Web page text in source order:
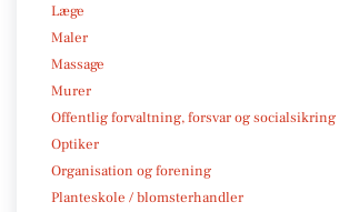
Læge
Maler
Massage
Murer
Offentlig forvaltning, forsvar og socialsikring
Optiker
Organisation og forening
Planteskole / blomsterhandler